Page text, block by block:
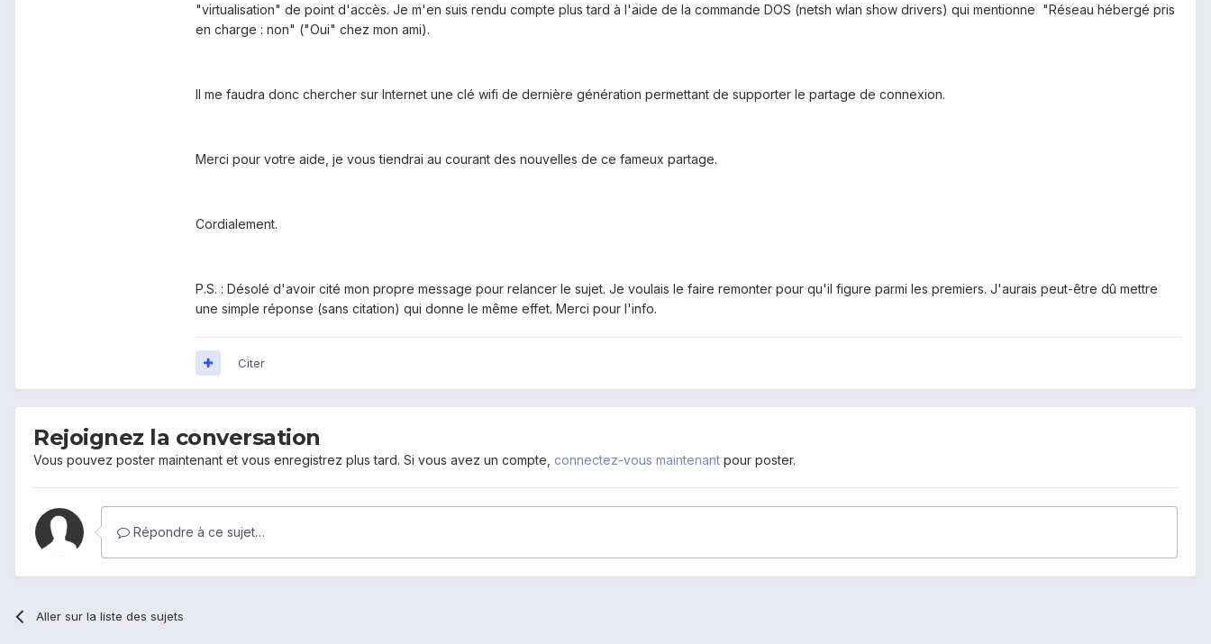
"virtualisation" de point d'accès. Je m'en suis rendu compte plus tard à l'aide de la commande DOS (netsh wlan show drivers) qui mentionne "Réseau hébergé pris
en charge : non" ("Oui" chez mon ami).
Il me faudra donc chercher sur Internet une clé wifi de dernière génération permettant de supporter le partage de connexion.
Merci pour votre aide, je vous tiendrai au courant des nouvelles de ce fameux partage.
Cordialement.
P.S. : Désolé d'avoir cité mon propre message pour relancer le sujet. Je voulais le faire remonter pour qu'il figure parmi les premiers. J'aurais peut-être dû mettre
une simple réponse (sans citation) qui donne le même effet. Merci pour l'info.
Citer
Rejoignez la conversation
Vous pouvez poster maintenant et vous enregistrez plus tard. Si vous avez un compte, connectez-vous maintenant pour poster.
Répondre à ce sujet…
Aller sur la liste des sujets